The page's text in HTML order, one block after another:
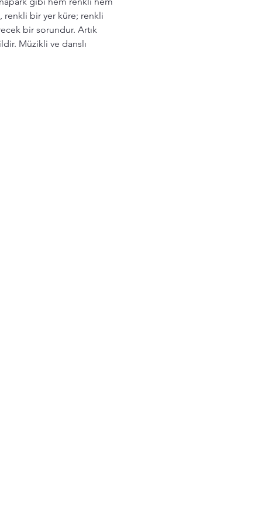
renkli bir yer küre; renkli
bir sorundur. Artık
Müzikli ve danslı